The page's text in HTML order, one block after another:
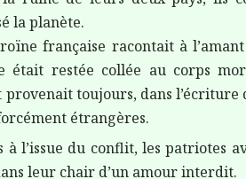
la planète.
française racontait à
était restée collée au corps
provenait toujours, dans l’écriture
étrangères.
à l’issue du conflit, les patriotes
leur chair d’un amour interdit.